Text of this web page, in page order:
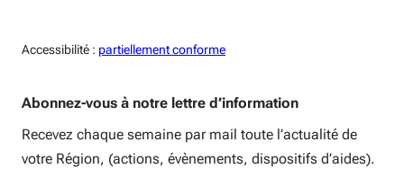
Accessibilité : Accessiblité:
partiellement conforme
Abonnez-vous à notre lettre d’information
Recevez chaque semaine par mail toute l’actualité de
votre Région, (actions, évènements, dispositifs d’aides).